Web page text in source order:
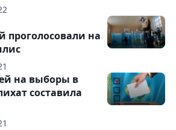
проголосовали на
на выборы в
составила